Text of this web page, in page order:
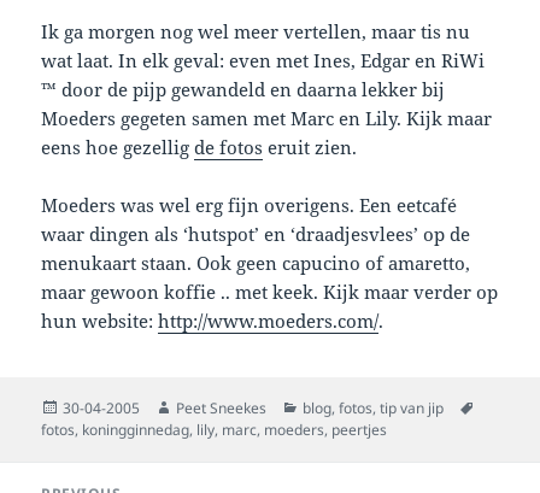
Ik ga morgen nog wel meer vertellen, maar tis nu
wat laat. In elk geval: even met Ines, Edgar en RiWi
™ door de pijp gewandeld en daarna lekker bij
Moeders gegeten samen met Marc en Lily. Kijk maar
eens hoe gezelligde fotos eruit zien.
Moeders was wel erg fijn overigens. Een eetcafé
waar dingen als ‘hutspot’ en ‘draadjesvlees’ op de
menukaart staan. Ook geen capucino of amaretto,
maar gewoon koffie .. met keek. Kijk maar verder op
hun website:http://www.moeders.com/.
Posted
on
30-04-2005 Author
Peet Sneekes Categories
blog,fotos,tip van jip
fotos, koningginnedag, lily, marc, moeders, peertjes